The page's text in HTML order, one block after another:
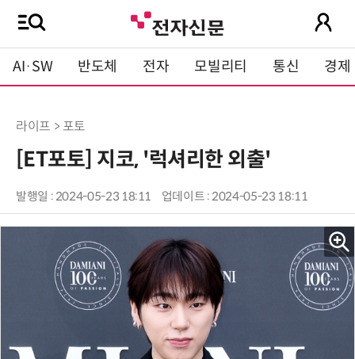
AI·SW 반도체 전자 모빌리티 통신 경제
라이프 > 포토
[ET포토] 지코, '럭셔리한 외출'
발행일 : 2024-05-23 18:11 업데이트 : 2024-05-23 18:11